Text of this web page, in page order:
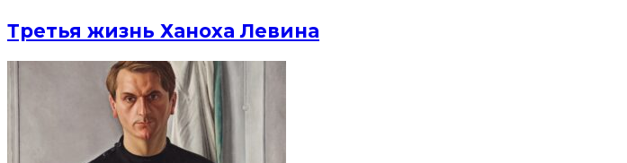
Третья жизнь Ханоха Левина